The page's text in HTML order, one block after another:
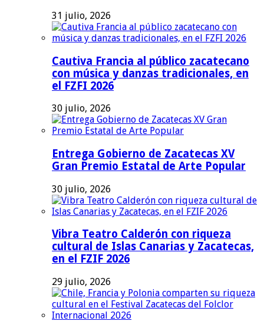
31 julio, 2026
Cautiva Francia al público zacatecano
con música y danzas tradicionales, en
el FZFI 2026
30 julio, 2026
Entrega Gobierno de Zacatecas XV
Gran Premio Estatal de Arte Popular
30 julio, 2026
Vibra Teatro Calderón con riqueza
cultural de Islas Canarias y Zacatecas,
en el FZIF 2026
29 julio, 2026